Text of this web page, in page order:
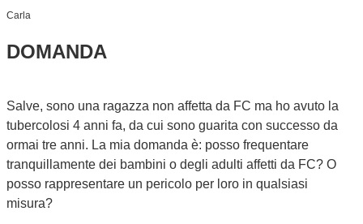
Carla
DOMANDA
Salve, sono una ragazza non affetta da FC ma ho avuto la
tubercolosi 4 anni fa, da cui sono guarita con successo da
ormai tre anni. La mia domanda è: posso frequentare
tranquillamente dei bambini o degli adulti affetti da FC? O
posso rappresentare un pericolo per loro in qualsiasi
misura?